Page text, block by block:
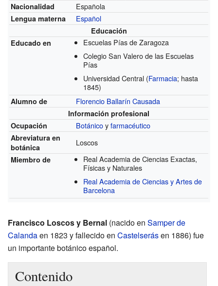
Nacionalidad Española
Lengua materna Español
Educación
Educado en
Escuelas Pías de Zaragoza
Colegio San Valero de las Escuelas
Pías
Universidad Central (Farmacia; hasta
1845)
Alumno de Florencio Ballarín Causada
Información profesional
Ocupación
Botánicoyfarmacéutico
Abreviatura en
botánica
Loscos
Miembro de
Real Academia de Ciencias Exactas,
Físicas y Naturales
Real Academia de Ciencias y Artes de
Barcelona
Francisco Loscos y Bernal (nacido en Samper de
Calandaen 1823 y fallecido en Castelserásen 1886) fue
un importante botánico español.
Contenido